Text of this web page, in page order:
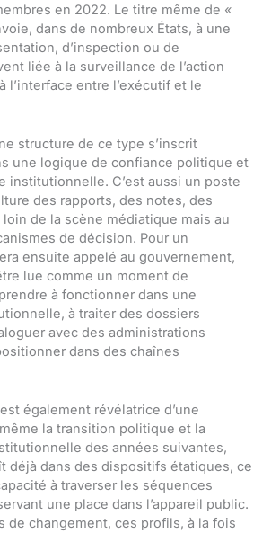
en 2022. Le titre même de «
dans de nombreux États, à une
d’inspection ou de
liée à la surveillance de l’action
l’interface entre l’exécutif et le
structure de ce type s’inscrit
une logique de confiance politique et
institutionnelle. C’est aussi un poste
des rapports, des notes, des
de la scène médiatique mais au
de décision. Pour un
ensuite appelé au gouvernement,
lue comme un moment de
à fonctionner dans une
à traiter des dossiers
avec des administrations
dans des chaînes
également révélatrice d’une
la transition politique et la
des années suivantes,
déjà dans des dispositifs étatiques, ce
à traverser les séquences
une place dans l’appareil public.
de changement, ces profils, à la fois